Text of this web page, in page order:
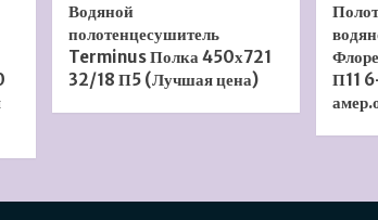
Водяной
полотенцесушитель
Terminus Полка 450х721
32/18 П5 (Лучшая цена)
П11